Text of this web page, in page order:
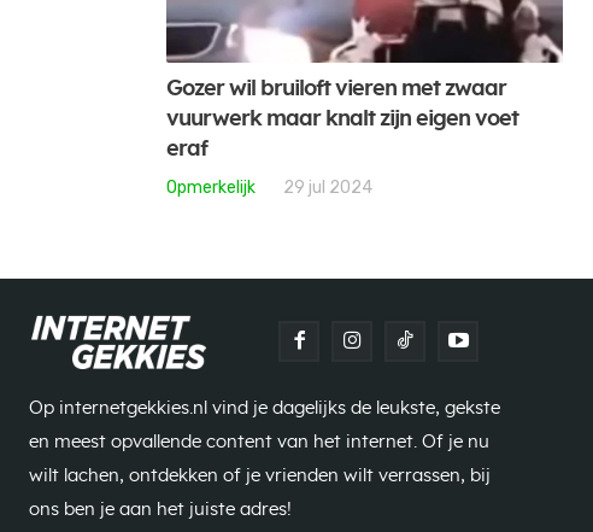
Gozer wil bruiloft vieren met zwaar
vuurwerk maar knalt zijn eigen voet
eraf
Opmerkelijk 29 jul 2024
Op internetgekkies.nl vind je dagelijks de leukste, gekste
en meest opvallende content van het internet. Of je nu
wilt lachen, ontdekken of je vrienden wilt verrassen, bij
ons ben je aan het juiste adres!